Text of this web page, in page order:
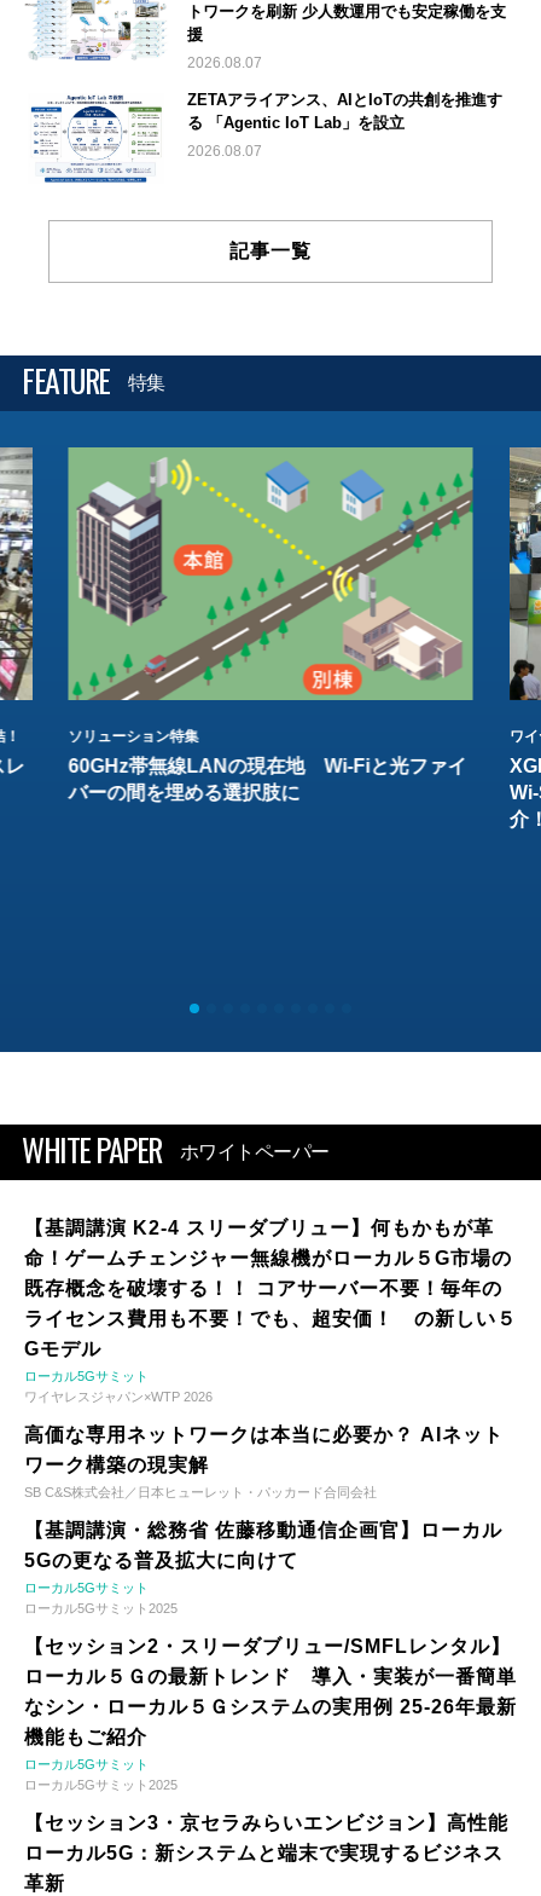
トワークを刷新 少人数運用でも安定稼働を支
援
2026.08.07
ZETAアライアンス、AIとIoTの共創を推進す
る 「Agentic IoT Lab」を設立
2026.08.07
記事一覧
FEATURE 特集
レ
ソリューション特集
60GHz帯無線LANの現在地 Wi-Fiと光ファイ
バーの間を埋める選択肢に
ワ
介
WHITE PAPER ホワイトペーパー
【基調講演 K2-4 スリーダブリュー】何もかもが革
命！ゲームチェンジャー無線機がローカル５G市場の
既存概念を破壊する！！ コアサーバー不要！毎年の
ライセンス費用も不要！でも、超安価！ の新しい５
Gモデル
ローカル5Gサミット
ワイヤレスジャパン×WTP 2026
高価な専用ネットワークは本当に必要か？ AIネット
ワーク構築の現実解
SB C&S株式会社／日本ヒューレット・パッカード合同会社
【基調講演・総務省 佐藤移動通信企画官】ローカル
5Gの更なる普及拡大に向けて
ローカル5Gサミット
ローカル5Gサミット2025
【セッション2・スリーダブリュー/SMFLレンタル】
ローカル５Ｇの最新トレンド 導入・実装が一番簡単
なシン・ローカル５Ｇシステムの実用例 25-26年最新
機能もご紹介
ローカル5Gサミット
ローカル5Gサミット2025
【セッション3・京セラみらいエンビジョン】高性能
ローカル5G：新システムと端末で実現するビジネス
革新